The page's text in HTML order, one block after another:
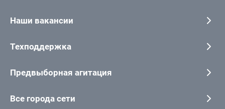
Наши вакансии
Техподдержка
Предвыборная агитация
Все города сети